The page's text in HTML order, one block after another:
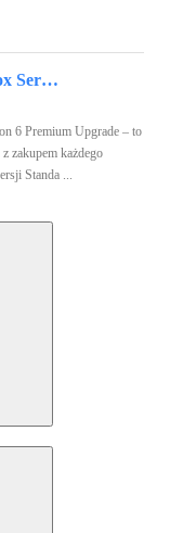
Forza Horizon 6 (Xbox Series X/S, PC) - Xbox Live Key - GLOBAL
6 Premium Upgrade – to
zakupem każdego
Standa ...